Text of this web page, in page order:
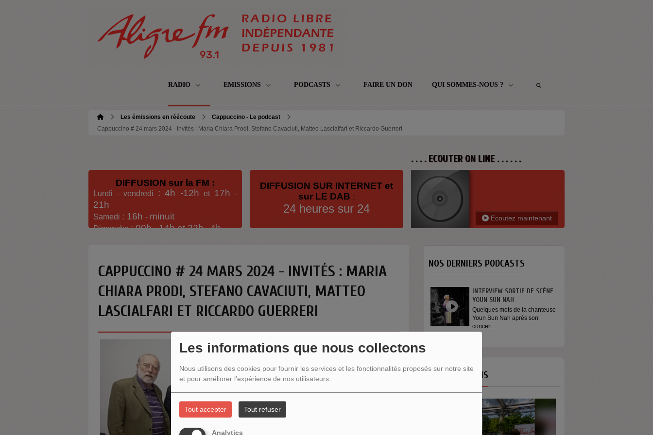
Les informations que nous collectons
Nous utilisons des cookies pour fournir les services et les fonctionnalités proposés sur notre site
et pour améliorer l'expérience de nos utilisateurs.
Tout accepter Tout refuser
Analytics
RADIO EMISSIONS PODCASTS FAIRE UN DON QUI SOMMES-NOUS ?
Les émissions en réécoute
Cappuccino - Le podcast
Cappuccino # 24 mars 2024 - Invités : Maria Chiara Prodi, Stefano Cavaciuti, Matteo Lascialfari et Riccardo Guerreri
DIFFUSION sur la FM :
Lundi - vendredi : 4h -12h et 17h -
21h
Samedi : 16h - minuit
Dimanche: 00h -14h et 22h-4h
DIFFUSION SUR INTERNET et
sur LE DAB :
24 heures sur 24
. . . . ECOUTER ON LINE . . . . . .
Ecoutez maintenant
CAPPUCCINO # 24 MARS 2024 - INVITÉS : MARIA
CHIARA PRODI, STEFANO CAVACIUTI, MATTEO
LASCIALFARI ET RICCARDO GUERRERI
NOS DERNIERS PODCASTS
INTERVIEW SORTIE DE SCÈNE
Quelques mots de la chanteuse
GÉNÉRATION ENGAGÉE
On dit que les jeunes ne
s’engagent plus. Et si le...
NOS ÉMISSIONS